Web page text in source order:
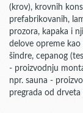
(krov), krovnih
prefabrikovanih,
prozora, kapaka i
delove opreme kao
šindre, cepanog
- proizvodnju
npr. sauna -
pregrada od